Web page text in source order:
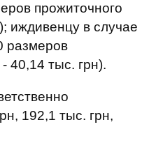
прожиточного
иждивенцу в случае
размеров
40,14 тыс. грн).
192,1 тыс. грн,